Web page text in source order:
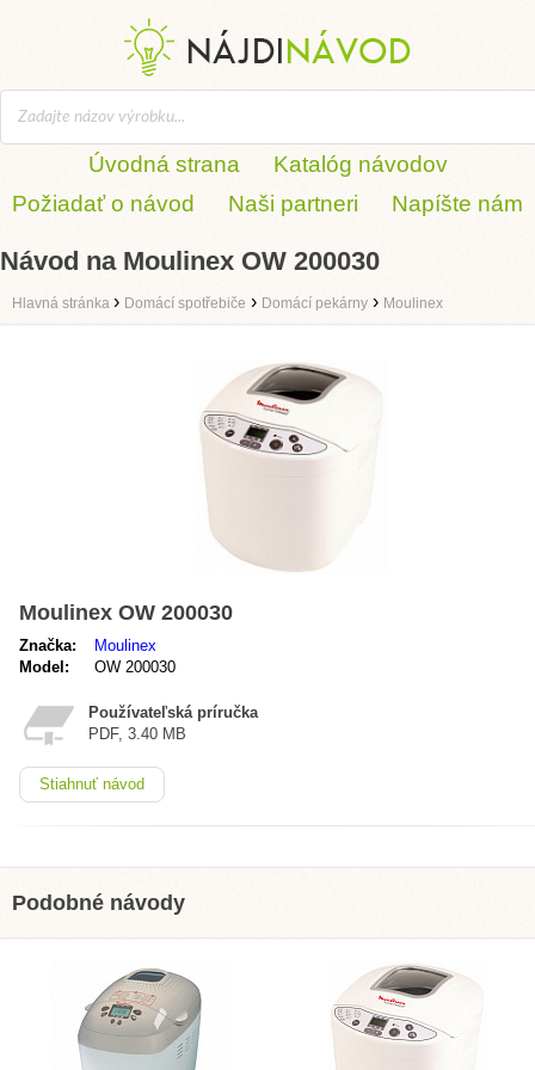
Úvodná strana
Katalóg návodov
Požiadať o návod
Naši partneri Napíšte nám
Návod na Moulinex OW 200030
Hlavná stránka › Domácí spotřebiče › Domácí pekárny › Moulinex
Moulinex OW 200030
Značka:
Moulinex
Model:
OW 200030
Používateľská príručka
PDF, 3.40 MB
Stiahnuť návod
Podobné návody